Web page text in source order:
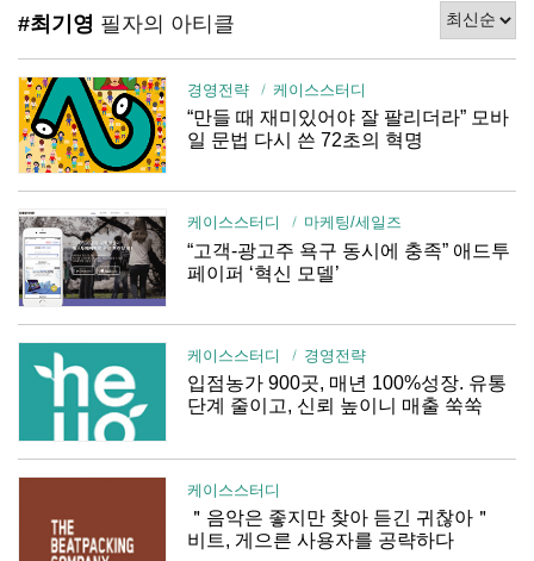
#최기영 필자의 아티클
경영전략 케이스스터디
“만들 때 재미있어야 잘 팔리더라” 모바
일 문법 다시 쓴 72초의 혁명
케이스스터디 마케팅/세일즈
“고객-광고주 욕구 동시에 충족” 애드투
페이퍼 ‘혁신 모델’
케이스스터디 경영전략
입점농가 900곳, 매년 100%성장. 유통
단계 줄이고, 신뢰 높이니 매출 쑥쑥
케이스스터디
＂음악은 좋지만 찾아 듣긴 귀찮아＂
비트, 게으른 사용자를 공략하다